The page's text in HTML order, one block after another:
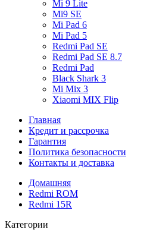
Mi 9 Lite
Mi9 SE
Mi Pad 6
Mi Pad 5
Redmi Pad SE
Redmi Pad SE 8.7
Redmi Pad
Black Shark 3
Mi Mix 3
Xiaomi MIX Flip
Главная
Кредит и рассрочка
Гарантия
Политика безопасности
Контакты и доставка
Домашняя
Redmi ROM
Redmi 15R
Категории